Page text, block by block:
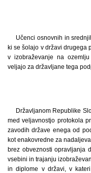
Učenci osnovnih in
ki se šolajo v državi drugega
v izobraževanje na
veljajo za državljane tega
Državljanom Republike
med veljavnostjo protokola
zavodih države enega od
kot enakovredne za
brez obveznosti opravljanja
vsebini in trajanju
in diplome v državi, v